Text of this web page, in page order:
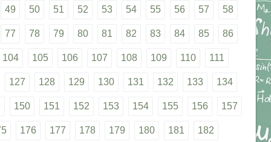
49 50 51 52 53 54 55 56 57 58
77 78 79 80 81 82 83 84 85 86
104 105 106 107 108 109 110 111
127 128 129 130 131 132 133 134
150 151 152 153 154 155 156 157
176 177 178 179 180 181 182